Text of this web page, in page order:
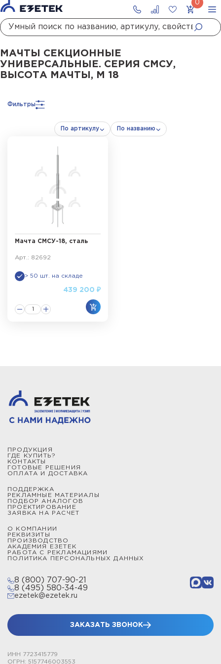
ГлавнаяКаталог Стержневые молниеотводы и мачты
МАЧТЫ СЕКЦИОННЫЕ
УНИВЕРСАЛЬНЫЕ. СЕРИЯ СМСУ,
ВЫСОТА МАЧТЫ, М 18
Фильтры
По артикулу По названию
Мачта СМСУ-18, сталь
Арт.: 82692
> 50 шт. на складе
439 200 ₽
ПРОДУКЦИЯ
ГДЕ КУПИТЬ?
КОНТАКТЫ
ГОТОВЫЕ РЕШЕНИЯ
ОПЛАТА И ДОСТАВКА
ПОДДЕРЖКА
РЕКЛАМНЫЕ МАТЕРИАЛЫ
ПОДБОР АНАЛОГОВ
ПРОЕКТИРОВАНИЕ
ЗАЯВКА НА РАСЧЕТ
О КОМПАНИИ
РЕКВИЗИТЫ
ПРОИЗВОДСТВО
АКАДЕМИЯ ЕЗЕТЕК
РАБОТА С РЕКЛАМАЦИЯМИ
ПОЛИТИКА ПЕРСОНАЛЬНЫХ ДАННЫХ
8 (800) 707-90-21
8 (495) 580-34-49
ezetek@ezetek.ru
ЗАКАЗАТЬ ЗВОНОК
ИНН 7723415779
ОГРН: 5157746003553